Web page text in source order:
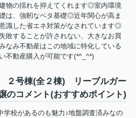
物の揺れを抑えてくれます◎室内環境
は、強靭なベタ基礎◎近年関心が高ま
識した省エネ対策がなされています◎
敗することが許されない、大きなお買
なみ不動産はこの地域に特化している
不動産購入が可能です(*^_^*)
２号棟(全２棟) リーブルガー
コメント(おすすめポイント)
学校があるのも魅力♪地盤調査済みなの